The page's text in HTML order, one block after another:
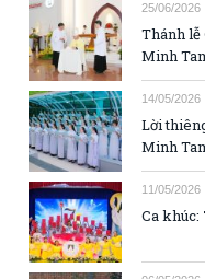
25/06/2026
Thánh lễ
Minh
14/05/2026
Lời
Minh
11/05/2026
Ca khúc: